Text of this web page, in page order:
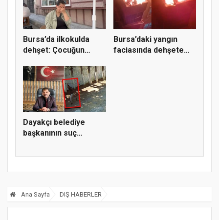
Bursa’da ilkokulda
dehşet: Çocuğun
Bursa’daki yangın
faciasında dehşete
Dayakçı belediye
başkanının suç
Ana Sayfa DIŞ HABERLER